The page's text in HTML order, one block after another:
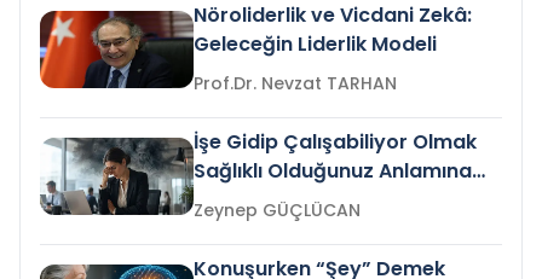
Nöroliderlik ve Vicdani Zekâ:
Geleceğin Liderlik Modeli
Prof.Dr. Nevzat TARHAN
İşe Gidip Çalışabiliyor Olmak
Sağlıklı Olduğunuz Anlamına
Gelir mi?Zeynep GÜÇLÜCAN
Konuşurken “Şey” Demek